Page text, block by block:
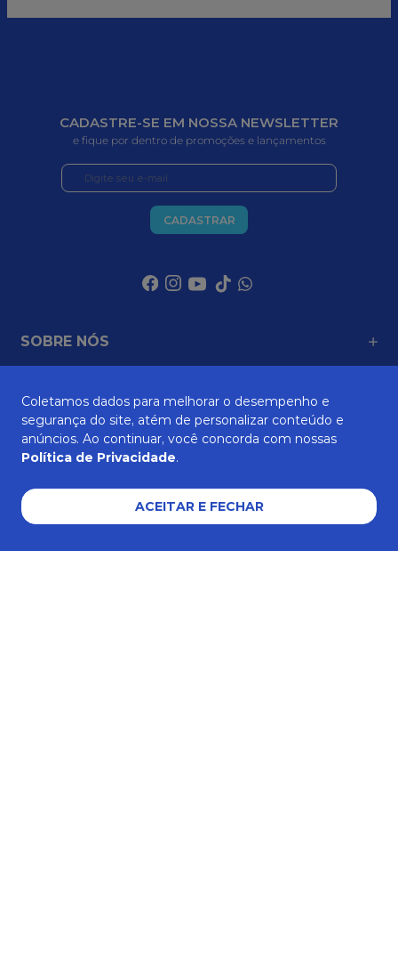
CADASTRE-SE EM NOSSA NEWSLETTER
CADASTRAR
ATENDIMENTO
AJUDA E SUPORTE
Coletamos dados para melhorar o desempenho e
segurança do site, atém de personalizar conteúdo e
anúncios. Ao continuar, você concorda com nossas
Política de Privacidade.
ACEITAR E FECHAR